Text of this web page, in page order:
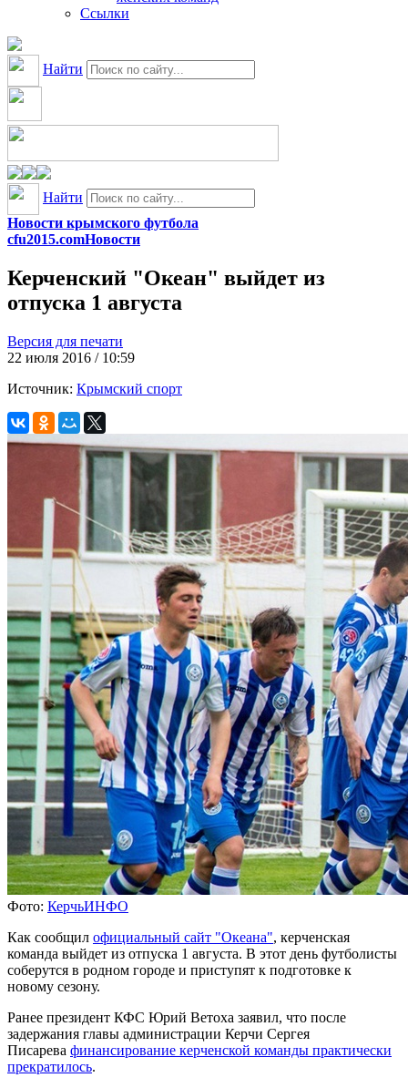
Ссылки
Найти
Найти
Новости крымского футбола
cfu2015.comНовости
Керченский "Океан" выйдет из
отпуска 1 августа
Версия для печати
22 июля 2016 / 10:59
Источник: Крымский спорт
Фото: КерчьИНФО
Как сообщил официальный сайт "Океана", керченская
команда выйдет из отпуска 1 августа. В этот день футболисты
соберутся в родном городе и приступят к подготовке к
новому сезону.
Ранее президент КФС Юрий Ветоха заявил, что после
задержания главы администрации Керчи Сергея
Писарева финансирование керченской команды практически
прекратилось.